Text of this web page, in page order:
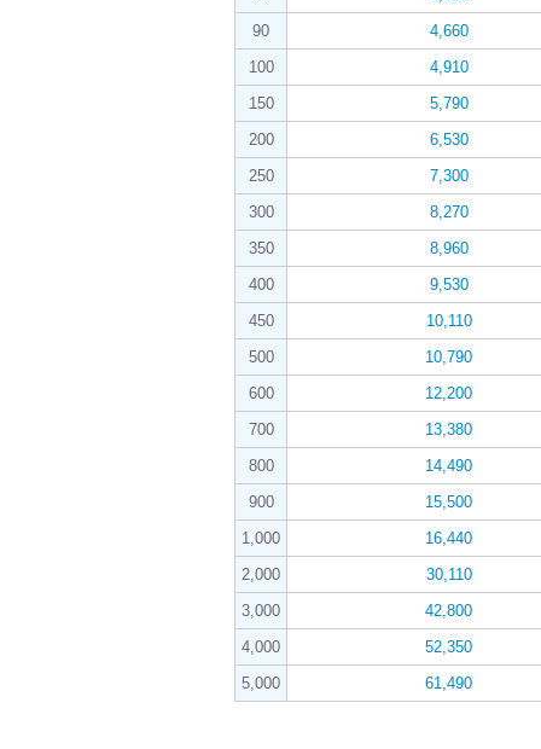
90
4,660
100
4,910
150
5,790
200
6,530
250
7,300
300
8,270
350
8,960
400
9,530
450
10,110
500
10,790
600
12,200
700
13,380
800
14,490
900
15,500
1,000
16,440
2,000
30,110
3,000
42,800
4,000
52,350
5,000
61,490